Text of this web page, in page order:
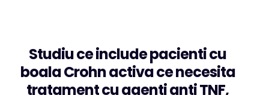
Studiu ce include pacienti cu
boala Crohn activa ce necesita
tratament cu agenti anti TNF,